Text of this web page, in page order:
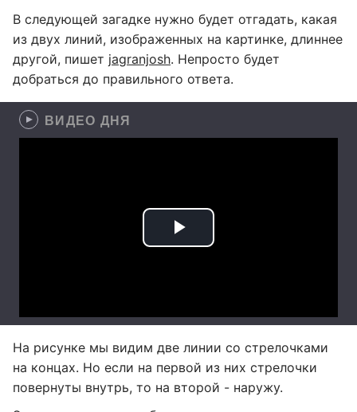
В следующей загадке нужно будет отгадать, какая
из двух линий, изображенных на картинке, длиннее
другой, пишет jagranjosh. Непросто будет
добраться до правильного ответа.
ВИДЕО ДНЯ
На рисунке мы видим две линии со стрелочками
на концах. Но если на первой из них стрелочки
повернуты внутрь, то на второй - наружу.